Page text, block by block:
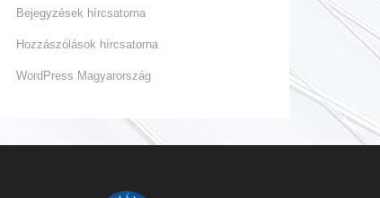
Bejegyzések hírcsatorna
Hozzászólások hírcsatorna
WordPress Magyarország